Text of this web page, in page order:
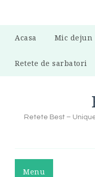
Acasa Mic dejun
Retete de sarbatori
Retete Best –
Menu